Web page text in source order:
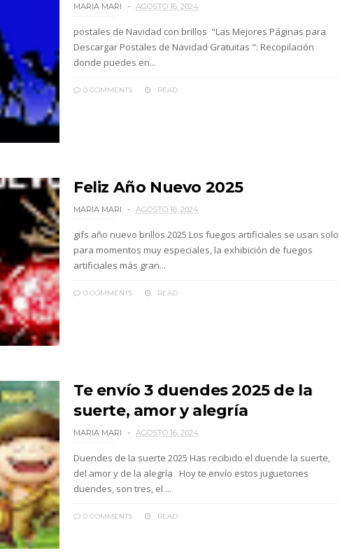
MARIA MARI AGOSTO 16, 2024
postales de Navidad con brillos "Las Mejores Páginas para
Descargar Postales de Navidad Gratuitas ": Recopilación
donde puedes en...
0 COMMENTS READ
Feliz Año Nuevo 2025
MARIA MARI AGOSTO 16, 2024
gifs año nuevo brillos 2025 Los fuegos artificiales se usan solo
para momentos muy especiales, la exhibición de fuegos
artificiales más gran...
0 COMMENTS READ
Te envío 3 duendes 2025 de la
suerte, amor y alegría
MARIA MARI AGOSTO 16, 2024
Duendes de la suerte 2025 Has recibido el duende la suerte,
del amor y de la alegría Hoy te envío estos juguetones
duendes, son tres, el ...
0 COMMENTS READ